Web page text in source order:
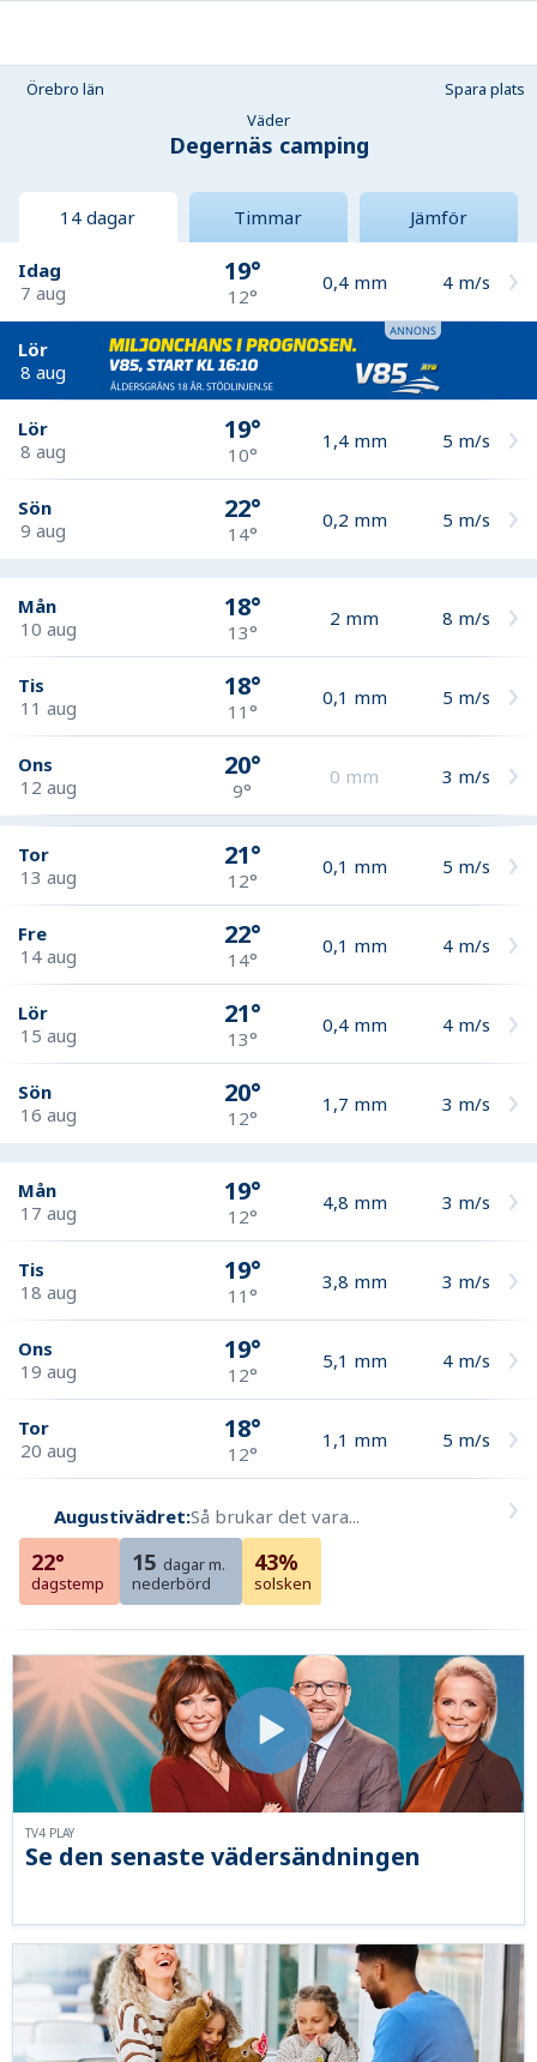
Örebro län
Spara plats
Väder
Degernäs camping
14 dagar Timmar Jämför
Idag
7 aug
19°
12°
0,4 mm 4 m/s
Lör
8 aug
Lör
8 aug
19°
10°
1,4 mm 5 m/s
Sön
9 aug
22°
14°
0,2 mm 5 m/s
Mån
10 aug
18°
13°
2 mm 8 m/s
Tis
11 aug
18°
11°
0,1 mm 5 m/s
Ons
12 aug
20°
9°
0 mm 3 m/s
Tor
13 aug
21°
12°
0,1 mm 5 m/s
Fre
14 aug
22°
14°
0,1 mm 4 m/s
Lör
15 aug
21°
13°
0,4 mm 4 m/s
Sön
16 aug
20°
12°
1,7 mm 3 m/s
Mån
17 aug
19°
12°
4,8 mm 3 m/s
Tis
18 aug
19°
11°
3,8 mm 3 m/s
Ons
19 aug
19°
12°
5,1 mm 4 m/s
Tor
20 aug
18°
12°
1,1 mm 5 m/s
Augustivädret:Så brukar det vara...
22°
dagstemp
15 dagar m.
nederbörd
43%
solsken
Se den senaste vädersändningen
TV4 PLAY